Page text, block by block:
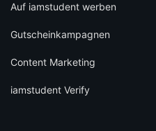
Auf iamstudent werben
Gutscheinkampagnen
Content Marketing
iamstudent Verify